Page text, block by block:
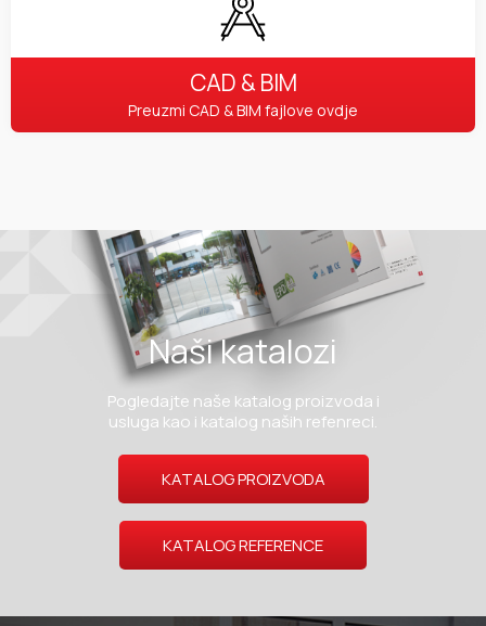
CAD & BIM
Preuzmi CAD & BIM fajlove ovdje
Naši katalozi
Pogledajte naše katalog proizvoda i
usluga kao i katalog naših refenreci.
KATALOG PROIZVODA
KATALOG REFERENCE